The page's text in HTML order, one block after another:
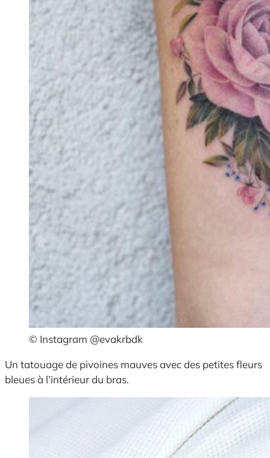
© Instagram @evakrbdk
Un tatouage de pivoines mauves avec des petites fleurs
bleues à l’intérieur du bras.